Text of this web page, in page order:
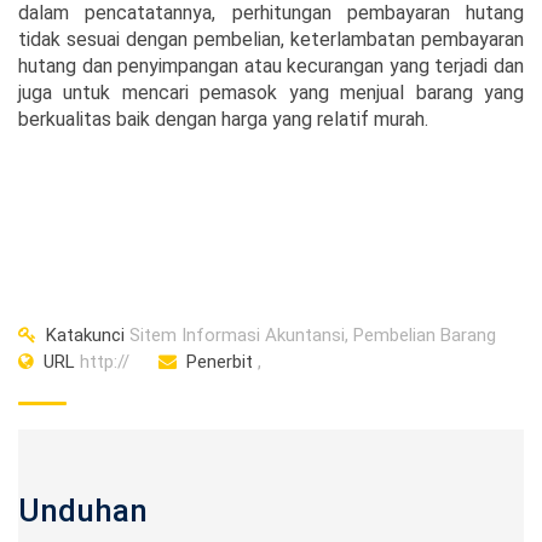
dalam pencatatannya, perhitungan pembayaran hutang
tidak sesuai dengan pembelian, keterlambatan pembayaran
hutang dan penyimpangan atau kecurangan yang terjadi dan
juga untuk mencari pemasok yang menjual barang yang
berkualitas baik dengan harga yang relatif murah.
Katakunci Sitem Informasi Akuntansi, Pembelian Barang
URL http:// Penerbit ,
Unduhan